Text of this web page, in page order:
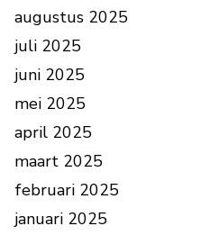
augustus 2025
juli 2025
juni 2025
mei 2025
april 2025
maart 2025
februari 2025
januari 2025